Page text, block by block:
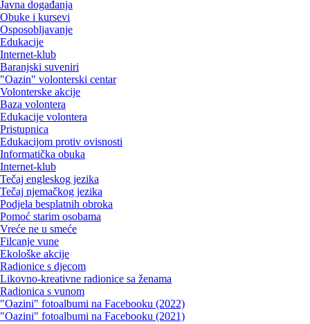
Javna događanja
Obuke i kursevi
Osposobljavanje
Edukacije
Internet-klub
Baranjski suveniri
"Oazin" volonterski centar
Volonterske akcije
Baza volontera
Edukacije volontera
Pristupnica
Edukacijom protiv ovisnosti
Informatička obuka
Internet-klub
Tečaj engleskog jezika
Tečaj njemačkog jezika
Podjela besplatnih obroka
Pomoć starim osobama
Vreće ne u smeće
Filcanje vune
Ekološke akcije
Radionice s djecom
Likovno-kreativne radionice sa ženama
Radionica s vunom
"Oazini" fotoalbumi na Facebooku (2022)
"Oazini" fotoalbumi na Facebooku (2021)